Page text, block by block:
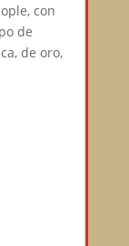
con
de
de oro,